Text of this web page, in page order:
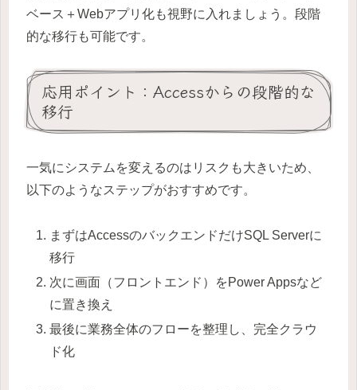
ベース＋Webアプリ化も視野に入れましょう。段階
的な移行も可能です。
応用ポイント：Accessからの段階的な
移行
一気にシステムを変えるのはリスクも大きいため、
以下のようなステップがおすすめです。
まずはAccessのバックエンドだけSQL Serverに
移行
次に画面（フロントエンド）をPower Appsなど
に置き換え
最後に業務全体のフローを整理し、完全クラウ
ド化